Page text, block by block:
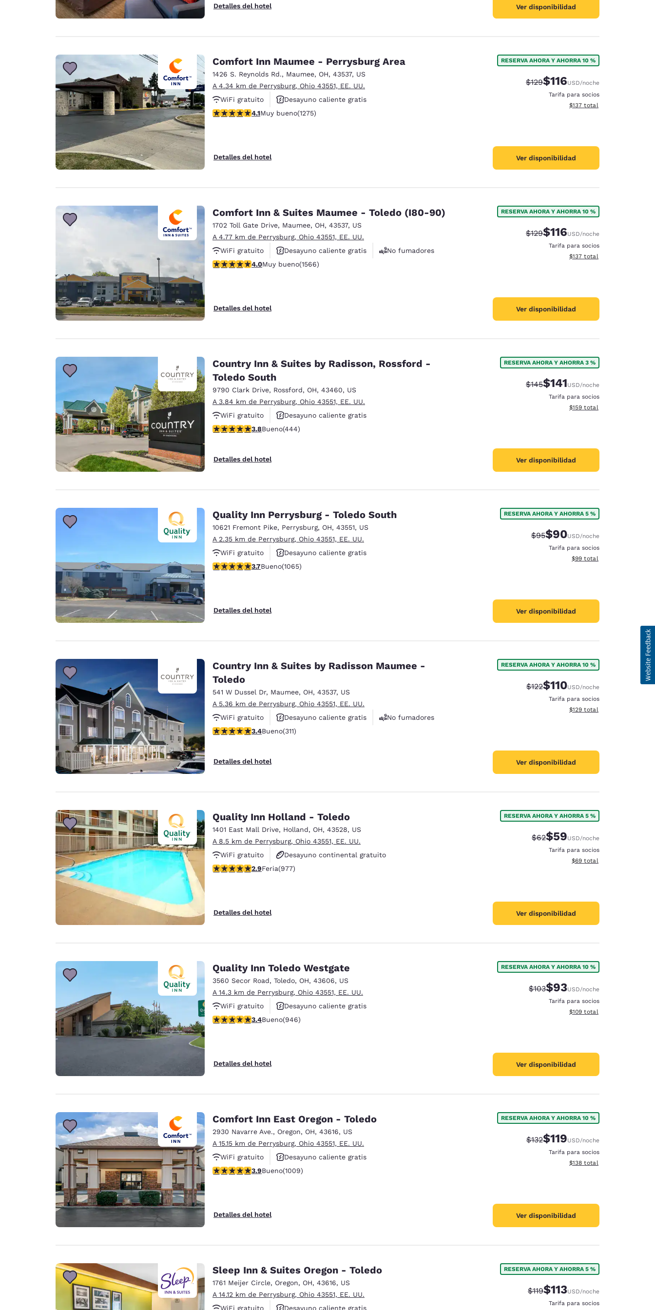
Detalles del hotel Ver disponibilidad
Comfort Inn Maumee - Perrysburg Area
1426 S. Reynolds Rd., Maumee, OH, 43537, US
A 4.34 km de Perrysburg, Ohio 43551, EE. UU.
WiFi gratuito
Desayuno caliente gratis
Se aceptan mascotas
calificación de 4.1 estrellas. Muy bueno. 1275 reseñas
4.1Muy bueno(1275)
Detalles del hotel
RESERVA AHORA Y AHORRA 10 %
Precio tachado:
$129Precio con descuento:
$116USD/noche
Tarifa para socios
Ver detalles del total
$137 total
Ver disponibilidad
Comfort Inn & Suites Maumee - Toledo (I80-90)
1702 Toll Gate Drive, Maumee, OH, 43537, US
A 4.77 km de Perrysburg, Ohio 43551, EE. UU.
WiFi gratuito
Desayuno caliente gratis
No fumadores
calificación de 4.05 estrellas. Muy bueno. 1566 reseñas
4.0Muy bueno(1566)
Detalles del hotel
RESERVA AHORA Y AHORRA 10 %
Precio tachado:
$129Precio con descuento:
$116USD/noche
Tarifa para socios
Ver detalles del total
$137 total
Ver disponibilidad
Country Inn & Suites by Radisson, Rossford -
Toledo South
9790 Clark Drive, Rossford, OH, 43460, US
A 3.84 km de Perrysburg, Ohio 43551, EE. UU.
WiFi gratuito
Desayuno caliente gratis
Se aceptan mascotas
calificación de 3.79 estrellas. Bueno. 444 reseñas
3.8Bueno(444)
Detalles del hotel
RESERVA AHORA Y AHORRA 3 %
Precio tachado:
$145Precio con descuento:
$141USD/noche
Tarifa para socios
Ver detalles del total
$159 total
Ver disponibilidad
Quality Inn Perrysburg - Toledo South
10621 Fremont Pike, Perrysburg, OH, 43551, US
A 2.35 km de Perrysburg, Ohio 43551, EE. UU.
WiFi gratuito
Desayuno caliente gratis
Se aceptan mascotas
calificación de 3.71 estrellas. Bueno. 1065 reseñas
3.7Bueno(1065)
Detalles del hotel
RESERVA AHORA Y AHORRA 5 %
Precio tachado:
$95Precio con descuento:
$90USD/noche
Tarifa para socios
Ver detalles del total
$99 total
Ver disponibilidad
Country Inn & Suites by Radisson Maumee -
Toledo
541 W Dussel Dr, Maumee, OH, 43537, US
A 5.36 km de Perrysburg, Ohio 43551, EE. UU.
WiFi gratuito
Desayuno caliente gratis
No fumadores
calificación de 3.39 estrellas. Bueno. 311 reseñas
3.4Bueno(311)
Detalles del hotel
RESERVA AHORA Y AHORRA 10 %
Precio tachado:
$122Precio con descuento:
$110USD/noche
Tarifa para socios
Ver detalles del total
$129 total
Ver disponibilidad
Quality Inn Holland - Toledo
1401 East Mall Drive, Holland, OH, 43528, US
A 8.5 km de Perrysburg, Ohio 43551, EE. UU.
WiFi gratuito
Desayuno continental gratuito
Desayuno para llevar gratuito
calificación de 2.89 estrellas. Feria. 977 reseñas
2.9Feria(977)
Detalles del hotel
RESERVA AHORA Y AHORRA 5 %
Precio tachado:
$62Precio con descuento:
$59USD/noche
Tarifa para socios
Ver detalles del total
$69 total
Ver disponibilidad
Quality Inn Toledo Westgate
3560 Secor Road, Toledo, OH, 43606, US
A 14.3 km de Perrysburg, Ohio 43551, EE. UU.
WiFi gratuito
Desayuno caliente gratis
Se aceptan mascotas
calificación de 3.42 estrellas. Bueno. 946 reseñas
3.4Bueno(946)
Detalles del hotel
RESERVA AHORA Y AHORRA 10 %
Precio tachado:
$103Precio con descuento:
$93USD/noche
Tarifa para socios
Ver detalles del total
$109 total
Ver disponibilidad
Comfort Inn East Oregon - Toledo
2930 Navarre Ave., Oregon, OH, 43616, US
A 15.15 km de Perrysburg, Ohio 43551, EE. UU.
WiFi gratuito
Desayuno caliente gratis
Se aceptan mascotas
calificación de 3.86 estrellas. Bueno. 1009 reseñas
3.9Bueno(1009)
Detalles del hotel
RESERVA AHORA Y AHORRA 10 %
Precio tachado:
$132Precio con descuento:
$119USD/noche
Tarifa para socios
Ver detalles del total
$138 total
Ver disponibilidad
Sleep Inn & Suites Oregon - Toledo
1761 Meijer Circle, Oregon, OH, 43616, US
A 14.12 km de Perrysburg, Ohio 43551, EE. UU.
WiFi gratuito
Desayuno caliente gratis
RESERVA AHORA Y AHORRA 5 %
Precio tachado:
$119Precio con descuento:
$113USD/noche
Tarifa para socios